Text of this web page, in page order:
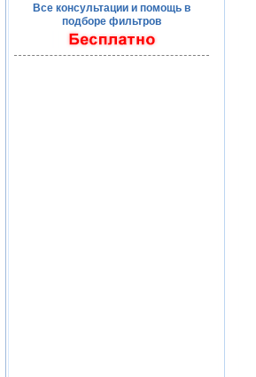
Все консультации и помощь в
подборе фильтров